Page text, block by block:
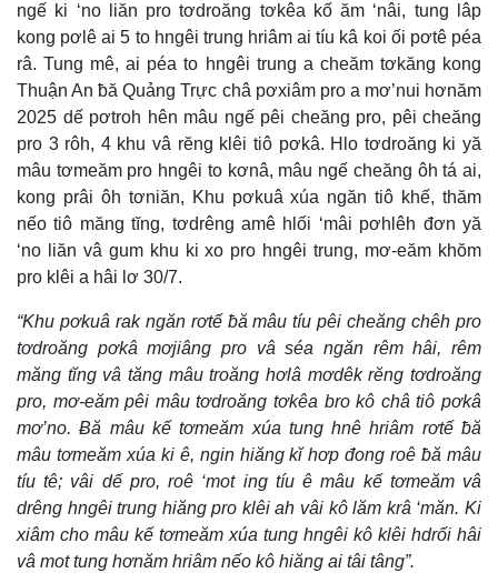
ngế ki ‘no liăn pro tơdroăng tơkêa kố ăm ‘nâi, tung lâp
kong pơlê ai 5 to hngêi trung hriâm ai tíu kâ koi ối pơtê péa
râ. Tung mê, ai péa to hngêi trung a cheăm tơkăng kong
Thuận An ƀă Quảng Trực châ pơxiâm pro a mơ’nui hơnăm
2025 dế pơtroh hên mâu ngế pêi cheăng pro, pêi cheăng
pro 3 rôh, 4 khu vâ rĕng klêi tiô pơkâ. Hlo tơdroăng ki yă
mâu tơmeăm pro hngêi to kơnâ, mâu ngế cheăng ôh tá ai,
kong prâi ôh tơniăn, Khu pơkuâ xúa ngăn tiô khế, thăm
nếo tiô măng tĭng, tơdrêng amê hlối ‘mâi pơhlêh đơn yă
‘no liăn vâ gum khu ki xo pro hngêi trung, mơ-eăm khŏm
pro klêi a hâi lơ 30/7.
“Khu pơkuâ rak ngăn rơtế ƀă mâu tíu pêi cheăng chêh pro
tơdroăng pơkâ mơjiâng pro vâ séa ngăn rêm hâi, rêm
măng tĭng vâ tăng mâu troăng hơlâ mơdêk rĕng tơdroăng
pro, mơ-eăm pêi mâu tơdroăng tơkêa bro kô châ tiô pơkâ
mơ’no. Ƀă mâu kế tơmeăm xúa tung hnê hriâm rơtế ƀă
mâu tơmeăm xúa ki ê, ngin hiăng kĭ hơp đong roê ƀă mâu
tíu tê; vâi dế pro, roê ‘mot ing tíu ê mâu kế tơmeăm vâ
drêng hngêi trung hiăng pro klêi ah vâi kô lăm krâ ‘măn. Ki
xiâm cho mâu kế tơmeăm xúa tung hngêi kô klêi hdrối hâi
vâ mot tung hơnăm hriâm nếo kô hiăng ai tâi tâng”.